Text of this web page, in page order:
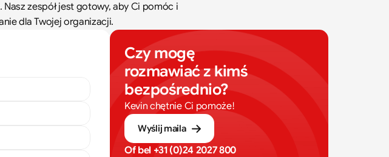
zespół jest gotowy, aby Ci pomóc i
dla Twojej organizacji.
Czy mogę
rozmawiać z kimś
bezpośrednio?
Kevin chętnie Ci pomoże!
Wyślij maila
Of bel +31 (0)24 2027 800